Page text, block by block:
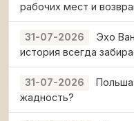
рабочих мест и
31-07-2026
Эхо
история всегда
31-07-2026
жадность?